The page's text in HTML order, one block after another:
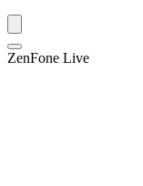
ZenFone Live